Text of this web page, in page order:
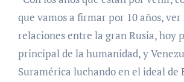
que vamos a firmar por 10 años,
relaciones entre la gran Rusia, hoy
principal de la humanidad, y
Suramérica luchando en el ideal de